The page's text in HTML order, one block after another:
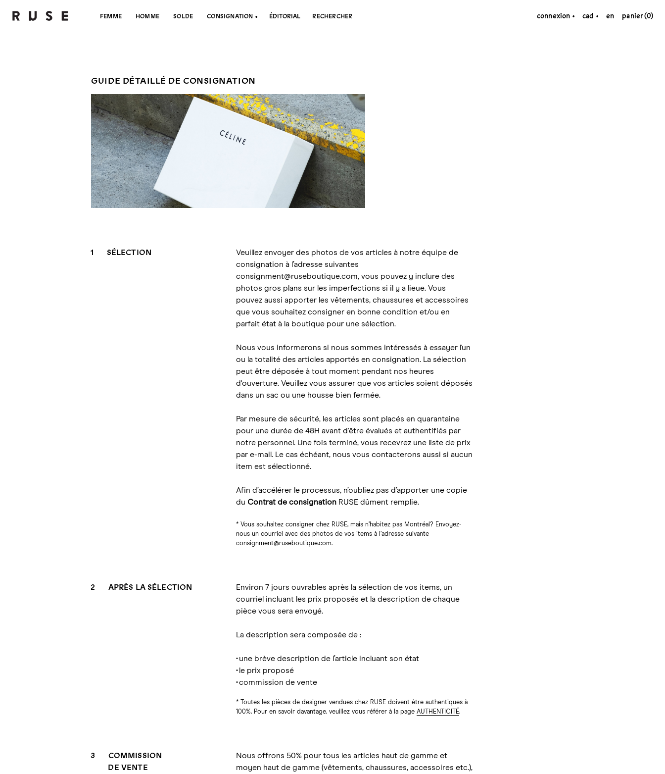
FEMME HOMME SOLDE CONSIGNATION ÉDITORIAL RECHERCHER connexion cad en panier (0)
GUIDE DÉTAILLÉ DE CONSIGNATION
1 SÉLECTION
Veuillez envoyer des photos de vos articles à notre équipe de
consignation à l’adresse suivantes
consignment@ruseboutique.com, vous pouvez y inclure des
photos gros plans sur les imperfections si il y a lieue. Vous
pouvez aussi apporter les vêtements, chaussures et accessoires
que vous souhaitez consigner en bonne condition et/ou en
parfait état à la boutique pour une sélection.
Nous vous informerons si nous sommes intéressés à essayer l'un
ou la totalité des articles apportés en consignation. La sélection
peut être déposée à tout moment pendant nos heures
d'ouverture. Veuillez vous assurer que vos articles soient déposés
dans un sac ou une housse bien fermée.
Par mesure de sécurité, les articles sont placés en quarantaine
pour une durée de 48H avant d'être évalués et authentifiés par
notre personnel. Une fois terminé, vous recevrez une liste de prix
par e-mail. Le cas échéant, nous vous contacterons aussi si aucun
item est sélectionné.
Afin d’accélérer le processus, n’oubliez pas d’apporter une copie
du Contrat de consignationRUSE dûment remplie.
* Vous souhaitez consigner chez RUSE, mais n’habitez pas Montréal? Envoyez-
nous un courriel avec des photos de vos items à l’adresse suivante
consignment@ruseboutique.com.
2 APRÈS LA SÉLECTION
Environ 7 jours ouvrables après la sélection de vos items, un
courriel incluant les prix proposés et la description de chaque
pièce vous sera envoyé.
La description sera composée de :
une brève description de l’article incluant son état
le prix proposé
commission de vente
* Toutes les pièces de designer vendues chez RUSE doivent être authentiques à
100%. Pour en savoir davantage, veuillez vous référer à la page AUTHENTICITÉ.
3
COMMISSION
DE VENTE
Nous offrons 50% pour tous les articles haut de gamme et
moyen haut de gamme (vêtements, chaussures, accessoires etc.),